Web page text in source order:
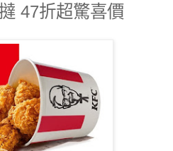
47折超驚喜價